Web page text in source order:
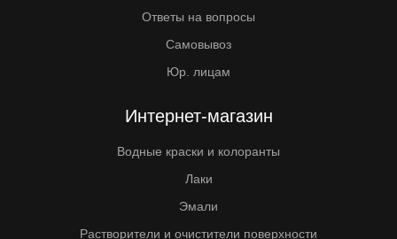
Ответы на вопросы
Самовывоз
Юр. лицам
Интернет-магазин
Водные краски и колоранты
Лаки
Эмали
Растворители и очистители поверхности